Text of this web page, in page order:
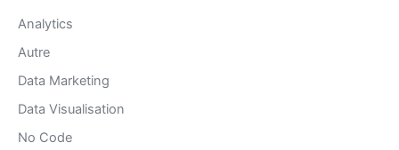
Analytics
Autre
Data Marketing
Data Visualisation
No Code